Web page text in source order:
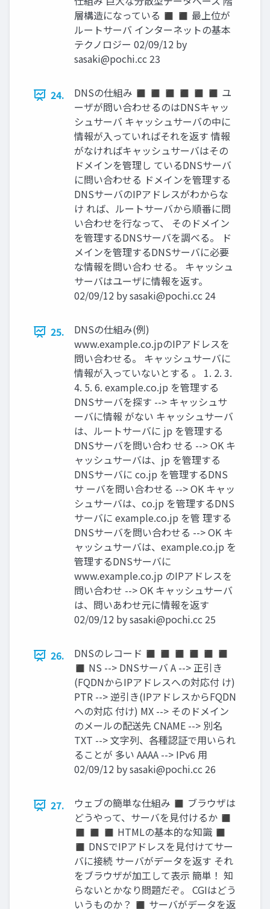
層構造になっている ◼ ◼ 最上位が
ルートサーバ インターネットの基本
テクノロジー 02/09/12 by
sasaki@pochi.cc23
24.
DNSの仕組み ◼ ◼ ◼ ◼ ◼ ◼ ユ
ーザが問い合わせるのはDNSキャッ
シュサーバ キャッシュサーバの中に
情報が入っていればそれを返す 情報
がなければキャッシュサーバはその
ドメインを管理し ているDNSサーバ
に問い合わせる ドメインを管理する
DNSサーバのIPアドレスがわからな
け れば、ルートサーバから順番に問
い合わせを行なって、 そのドメイン
を管理するDNSサーバを調べる。 ド
メインを管理するDNSサーバに必要
な情報を問い合わ せる。 キャッシュ
サーバはユーザに情報を返す。
02/09/12 bysasaki@pochi.cc24
25.
DNSの仕組み(例)
www.example.co.jpのIPアドレスを
問い合わせる。 キャッシュサーバに
情報が入っていないとする 。 1. 2. 3.
4. 5. 6. example.co.jp を管理する
DNSサーバを探す --> キャッシュサ
ーバに情報 がない キャッシュサーバ
は、ルートサーバに jp を管理する
DNSサーバを問い合わ せる --> OK キ
ャッシュサーバは、jp を管理する
DNSサーバに co.jp を管理するDNS
サ ーバを問い合わせる --> OK キャッ
シュサーバは、co.jp を管理するDNS
サーバに example.co.jp を管 理する
DNSサーバを問い合わせる --> OK キ
ャッシュサーバは、example.co.jp を
管理するDNSサーバに
www.example.co.jp のIPアドレスを
問い合わせ --> OK キャッシュサーバ
は、問いあわせ元に情報を返す
02/09/12 bysasaki@pochi.cc25
26.
DNSのレコード ◼ ◼ ◼ ◼ ◼ ◼
◼ NS --> DNSサーバ A --> 正引き
(FQDNからIPアドレスへの対応付 け)
PTR --> 逆引き(IPアドレスからFQDN
への対応 付け) MX --> そのドメイン
のメールの配送先 CNAME --> 別名
TXT --> 文字列、各種認証で用いられ
ることが 多い AAAA --> IPv6 用
02/09/12 bysasaki@pochi.cc26
27.
ウェブの簡単な仕組み ◼ ブラウザは
どうやって、サーバを見付けるか ◼
◼ ◼ ◼ HTMLの基本的な知識 ◼
◼ DNSでIPアドレスを見付けてサー
バに接続 サーバがデータを返す それ
をブラウザが加工して表示 簡単！ 知
らないとかなり問題だぞ。 CGIはどう
いうものか？ ◼ サーバがデータを返